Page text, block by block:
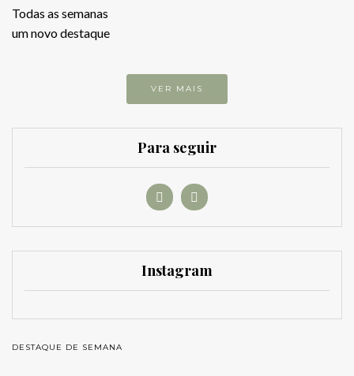
Todas as semanas
um novo destaque
VER MAIS
Para seguir
Instagram
DESTAQUE DE SEMANA